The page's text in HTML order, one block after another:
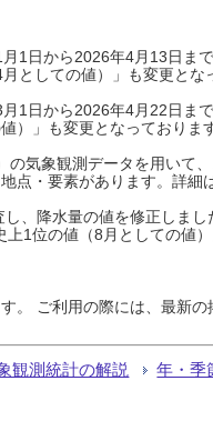
1日から2026年4月13日ま
しての値）」も変更とな
1日から2026年4月22日ま
）」も変更となっており
気象観測データを用いて
点・要素があります。詳細
、降水量の値を修正しま
1位の値（8月としての値
ご利用の際には、最新
観測統計の解説 年・季